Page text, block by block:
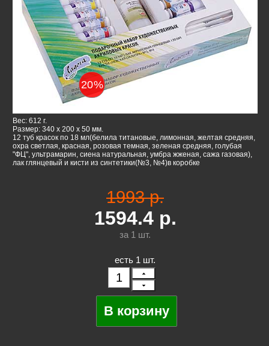
20%
Вес: 612 г.
Размер: 340 x 200 x 50 мм.
12 туб красок по 18 мл(белила титановые, лимонная, желтая средняя,
охра светлая, красная, розовая темная, зеленая средняя, голубая
"ФЦ", ультрамарин, сиена натуральная, умбра жженая, сажа газовая),
лак глянцевый и кисти из синтетики(№3, №4)в коробке
1993 р.
1594.4 р.
за 1 шт.
есть 1 шт.